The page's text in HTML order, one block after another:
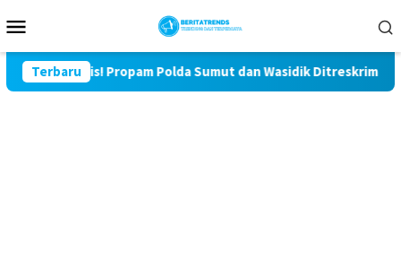
ke
Mobile
Terbaru
Propam Polda Sumut dan Wasidik Ditreskrimum Diduga